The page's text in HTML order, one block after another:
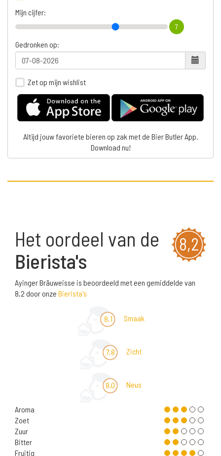
Mijn cijfer:
7
Gedronken op:
Zet op mijn wishlist
Altijd jouw favoriete bieren op zak met de Bier Butler App.
Download nu!
8,2
Het oordeel van de
Bierista's
Ayinger Bräuweisse is beoordeeld met een gemiddelde van
8,2 door onze Bierista's
8,1 Smaak
7,8 Zicht
8,0 Neus
Aroma
Zoet
Zuur
Bitter
Fruitig